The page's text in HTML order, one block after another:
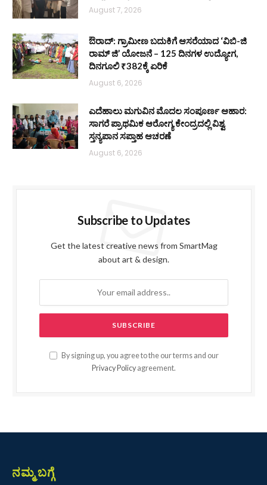
August 7, 2026
ಔರಾದ್: ಗ್ರಾಮೀಣ ಬದುಕಿಗೆ ಆಸರೆಯಾದ ‘ವಿಬಿ-ಜಿ
ರಾಮ್ ಜಿ’ ಯೋಜನೆ – 125 ದಿನಗಳ ಉದ್ಯೋಗ,
ದಿನಗೂಲಿ ₹382ಕ್ಕೆ ಏರಿಕೆ
August 6, 2026
ಎದೆಹಾಲು ಮಗುವಿನ ಮೊದಲ ಸಂಪೂರ್ಣ ಆಹಾರ:
ಸಾಗರೆ ಪ್ರಾಥಮಿಕ ಆರೋಗ್ಯ ಕೇಂದ್ರದಲ್ಲಿ ವಿಶ್ವ
ಸ್ತನ್ಯಪಾನ ಸಪ್ತಾಹ ಆಚರಣೆ
August 6, 2026
Subscribe to Updates
Get the latest creative news from SmartMag
about art & design.
By signing up, you agree to the our terms and our
Privacy Policy agreement.
ನಮ್ಮ ಬಗ್ಗೆ